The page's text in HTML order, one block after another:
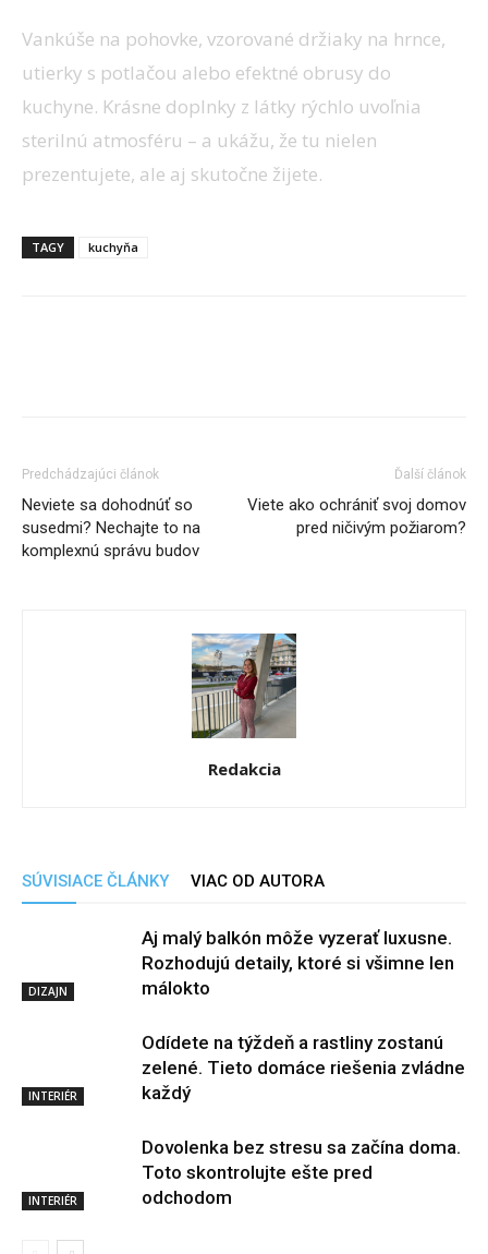
Vankúše na pohovke, vzorované držiaky na hrnce,
utierky s potlačou alebo efektné obrusy do
kuchyne. Krásne doplnky z látky rýchlo uvoľnia
sterilnú atmosféru – a ukážu, že tu nielen
prezentujete, ale aj skutočne žijete.
TAGY kuchyňa
Predchádzajúci článok
Neviete sa dohodnúť so
susedmi? Nechajte to na
komplexnú správu budov
Ďalší článok
Viete ako ochrániť svoj domov
pred ničivým požiarom?
Redakcia
SÚVISIACE ČLÁNKY VIAC OD AUTORA
DIZAJN
Aj malý balkón môže vyzerať luxusne.
Rozhodujú detaily, ktoré si všimne len
málokto
INTERIÉR
Odídete na týždeň a rastliny zostanú
zelené. Tieto domáce riešenia zvládne
každý
INTERIÉR
Dovolenka bez stresu sa začína doma.
Toto skontrolujte ešte pred
odchodom